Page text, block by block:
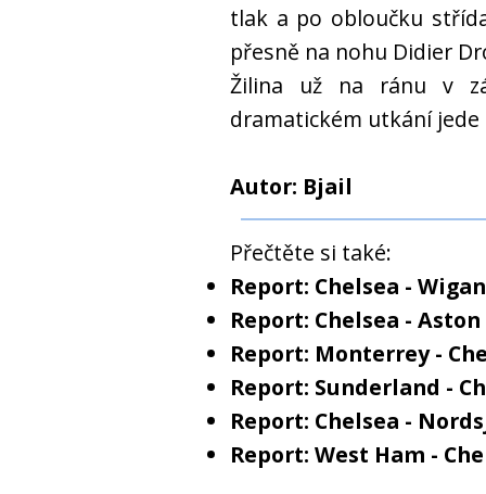
tlak a po obloučku
přesně na nohu Didier
Žilina už na ránu v
dramatickém utkání jede
Autor: Bjail
Přečtěte si také:
Report: Chelsea -
Report: Chelsea -
Report: Monterrey -
Report: Sunderland -
Report: Chelsea -
Report: West Ham -